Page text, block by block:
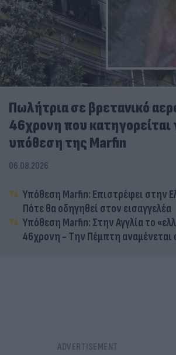
Πωλήτρια σε βρετανικό
46χρονη που κατηγορείται
υπόθεση της Marfin
06.08.2026
Υπόθεση Marfin: Επιστρέφει στην
Πότε θα οδηγηθεί στον εισαγγελέα
Υπόθεση Marfin: Στην Αγγλία το
46χρονη - Την Πέμπτη αναμένεται